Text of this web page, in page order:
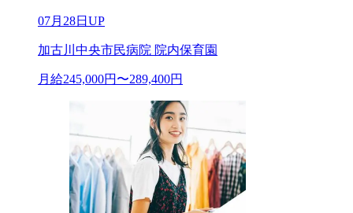
07月28日UP
加古川中央市民病院 院内保育園
月給245,000円〜289,400円